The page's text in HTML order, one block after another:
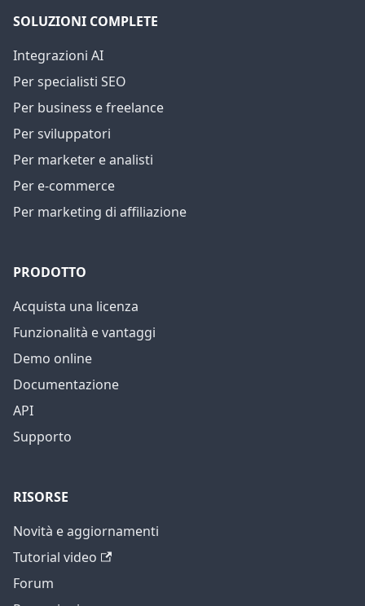
SOLUZIONI COMPLETE
Integrazioni AI
Per specialisti SEO
Per business e freelance
Per sviluppatori
Per marketer e analisti
Per e-commerce
Per marketing di affiliazione
PRODOTTO
Acquista una licenza
Funzionalità e vantaggi
Demo online
Documentazione
API
Supporto
RISORSE
Novità e aggiornamenti
Tutorial video
Forum